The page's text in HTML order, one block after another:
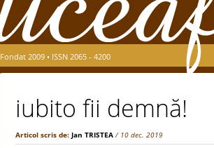
Fondat 2009 • ISSN 2065 - 4200
iubito fii demnă!
Articol scris de: Jan TRISTEA / 10 dec. 2019